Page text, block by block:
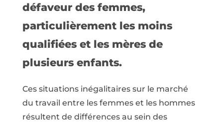
défaveur des femmes,
particulièrement les moins
qualifiées et les mères de
plusieurs enfants.
Ces situations inégalitaires sur le marché
du travail entre les femmes et les hommes
résultent de différences au sein des